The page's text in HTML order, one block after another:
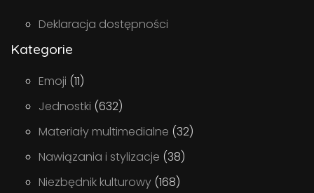
Deklaracja dostępności
Kategorie
Emoji (11)
Jednostki (632)
Materiały multimedialne (32)
Nawiązania i stylizacje (38)
Niezbędnik kulturowy (168)